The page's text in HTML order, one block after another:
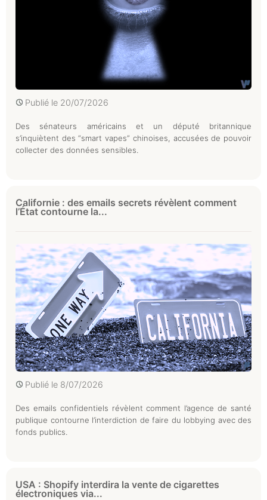
Publié le 20/07/2026
Des sénateurs américains et un député britannique
s’inquiètent des “smart vapes” chinoises, accusées de pouvoir
collecter des données sensibles.
Californie : des emails secrets révèlent comment
l’État contourne la...
Publié le 8/07/2026
Des emails confidentiels révèlent comment l’agence de santé
publique contourne l’interdiction de faire du lobbying avec des
fonds publics.
USA : Shopify interdira la vente de cigarettes
électroniques via...